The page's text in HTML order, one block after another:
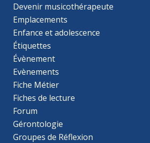
Devenir musicothérapeute
Emplacements
Enfance et adolescence
Étiquettes
Évènement
Evènements
Fiche Métier
Fiches de lecture
Forum
Gérontologie
Groupes de Réflexion